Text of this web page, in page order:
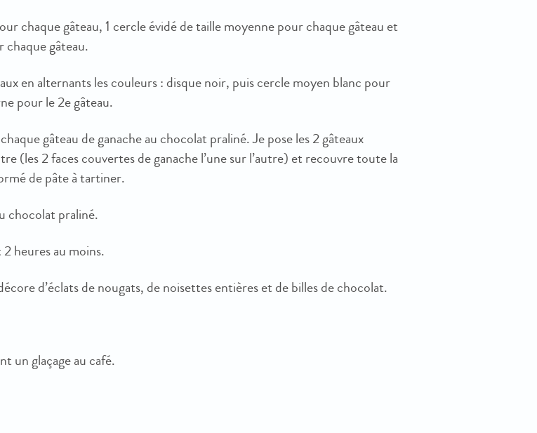
chaque gâteau, 1 cercle évidé de taille moyenne pour chaque gâteau et
chaque gâteau.
en alternants les couleurs : disque noir, puis cercle moyen blanc pour
pour le 2e gâteau.
gâteau de ganache au chocolat praliné. Je pose les 2 gâteaux
(les 2 faces couvertes de ganache l’une sur l’autre) et recouvre toute la
de pâte à tartiner.
chocolat praliné.
heures au moins.
d’éclats de nougats, de noisettes entières et de billes de chocolat.
un glaçage au café.